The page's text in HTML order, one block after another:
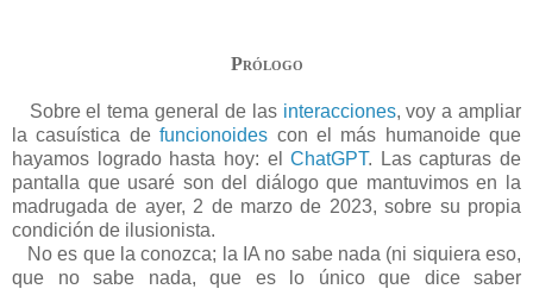
Prólogo
Sobre el tema general de las interacciones, voy a ampliar
la casuística defuncionoides con el más humanoide que
hayamos logrado hasta hoy: elChatGPT. Las capturas de
pantalla que usaré son del diálogo que mantuvimos en la
madrugada de ayer, 2 de marzo de 2023, sobre su propia
condición de ilusionista.
No es que la conozca; la IA no sabe nada (ni siquiera eso,
que no sabe nada, que es lo único que dice saber